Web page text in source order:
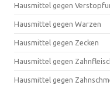
Hausmittel gegen
Hausmittel gegen Warzen
Hausmittel gegen Zecken
Hausmittel gegen
Hausmittel gegen